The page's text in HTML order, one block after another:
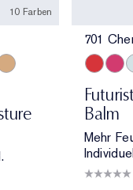
10 Farben
701
Balm
Mehr